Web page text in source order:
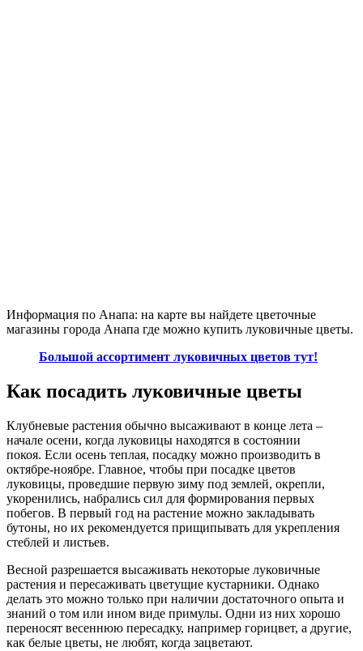
Информация по Анапа: на карте вы найдете цветочные
магазины города Анапа где можно купить луковичные цветы.
Большой ассортимент луковичных цветов тут!
Как посадить луковичные цветы
Клубневые растения обычно высаживают в конце лета –
начале осени, когда луковицы находятся в состоянии
покоя. Если осень теплая, посадку можно производить в
октябре-ноябре. Главное, чтобы при посадке цветов
луковицы, проведшие первую зиму под землей, окрепли,
укоренились, набрались сил для формирования первых
побегов. В первый год на растение можно закладывать
бутоны, но их рекомендуется прищипывать для укрепления
стеблей и листьев.
Весной разрешается высаживать некоторые луковичные
растения и пересаживать цветущие кустарники. Однако
делать это можно только при наличии достаточного опыта и
знаний о том или ином виде примулы. Одни из них хорошо
переносят весеннюю пересадку, например горицвет, а другие,
как белые цветы, не любят, когда зацветают.